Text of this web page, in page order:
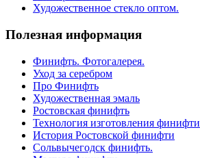
Художественное стекло оптом.
Полезная информация
Финифть. Фотогалерея.
Уход за серебром
Про Финифть
Художественная эмаль
Ростовская финифть
Технология изготовления финифти
История Ростовской финифти
Сольвычегодск финифть.